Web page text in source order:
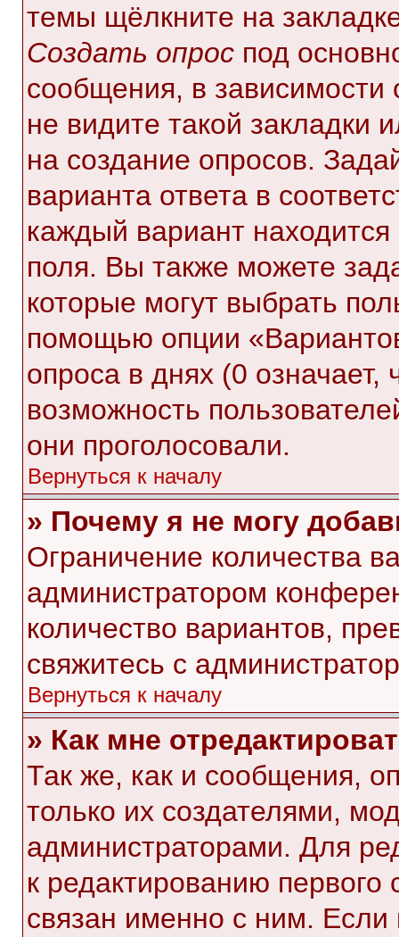
темы щёлкните на
Создать опрос под
сообщения, в зависимости
не видите такой
на создание опросов.
варианта ответа в
каждый вариант находится
поля. Вы также можете
которые могут выбрать
помощью опции
опроса в днях (0
возможность
они проголосовали.
Вернуться к началу
» Почему я не могу
Ограничение количества
администратором
количество вариантов,
свяжитесь с
Вернуться к началу
» Как мне
Так же, как и сообщения,
только их создателями,
администраторами. Для
к редактированию
связан именно с ним. Если